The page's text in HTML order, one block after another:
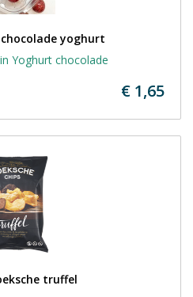
chocolade yoghurt
Yoghurt chocolade
€ 1,65
truffel